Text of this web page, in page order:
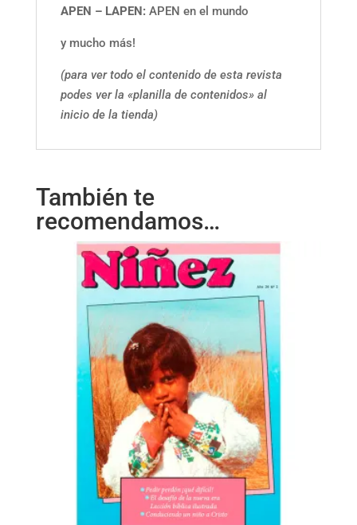
APEN – LAPEN:APEN en el mundo
y mucho más!
(para ver todo el contenido de esta revista
podes ver la «planilla de contenidos» al
inicio de la tienda)
También te
recomendamos…